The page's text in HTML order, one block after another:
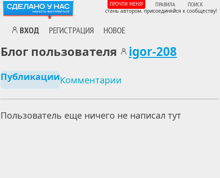
ВХОД РЕГИСТРАЦИЯ НОВОЕ
ПРОЧТИ МЕНЯ! ПРАВИЛА ПОИСК
стань автором. присоединяйся к сообществу!
Блог пользователя igor-208
ПубликацииКомментарии
Пользователь еще ничего не написал тут